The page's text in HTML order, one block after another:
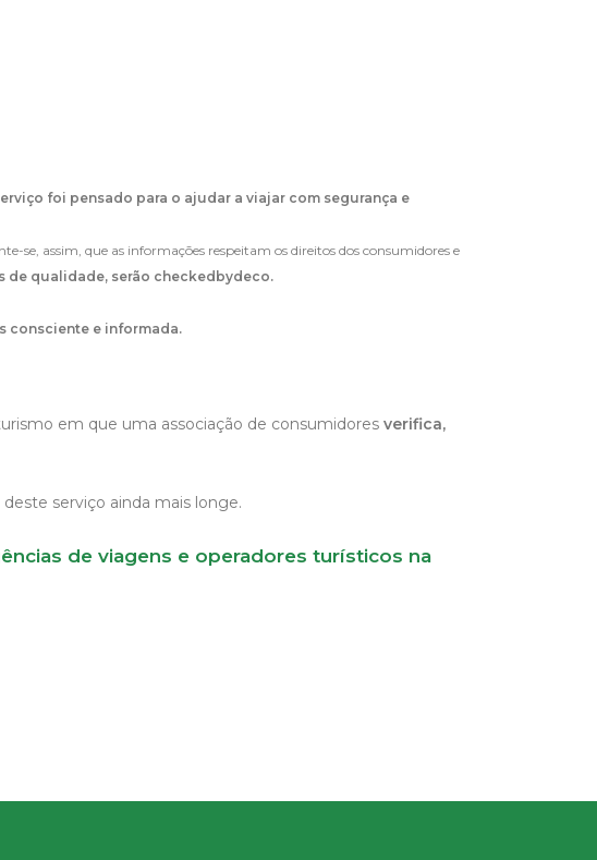
foi pensado para o ajudar a viajar com segurança e
se, assim, que as informações respeitam os direitos dos consumidores e
de qualidade, serão checkedbydeco.
consciente e informada.
em que uma associação de consumidores verifica,
serviço ainda mais longe.
de viagens e operadores turísticos na